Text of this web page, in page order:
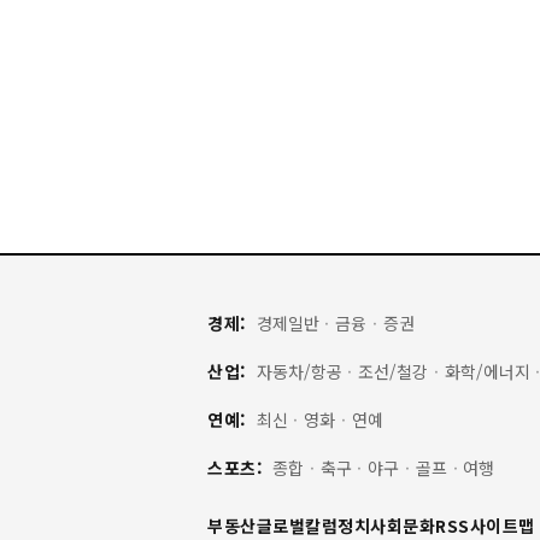
경제: 경제일반 · 금융 · 증권
산업: 자동차/항공 · 조선/철강 · 화학/에너지 ·
연예: 최신 · 영화 · 연예
스포츠: 종합 · 축구 · 야구 · 골프 · 여행
부동산글로벌칼럼정치사회문화RSS사이트맵